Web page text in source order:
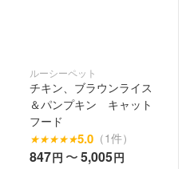
ルーシーペット
チキン、ブラウンライス
＆パンプキン キャット
フード
★★★★★5.0 （1件）
847円 〜5,005円